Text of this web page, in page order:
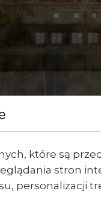
które są
stron
personalizacji